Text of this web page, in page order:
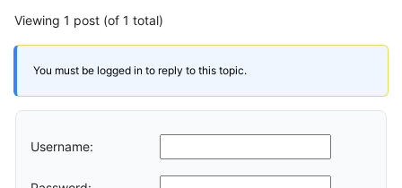
Viewing 1 post (of 1 total)
You must be logged in to reply to this topic.
Username: